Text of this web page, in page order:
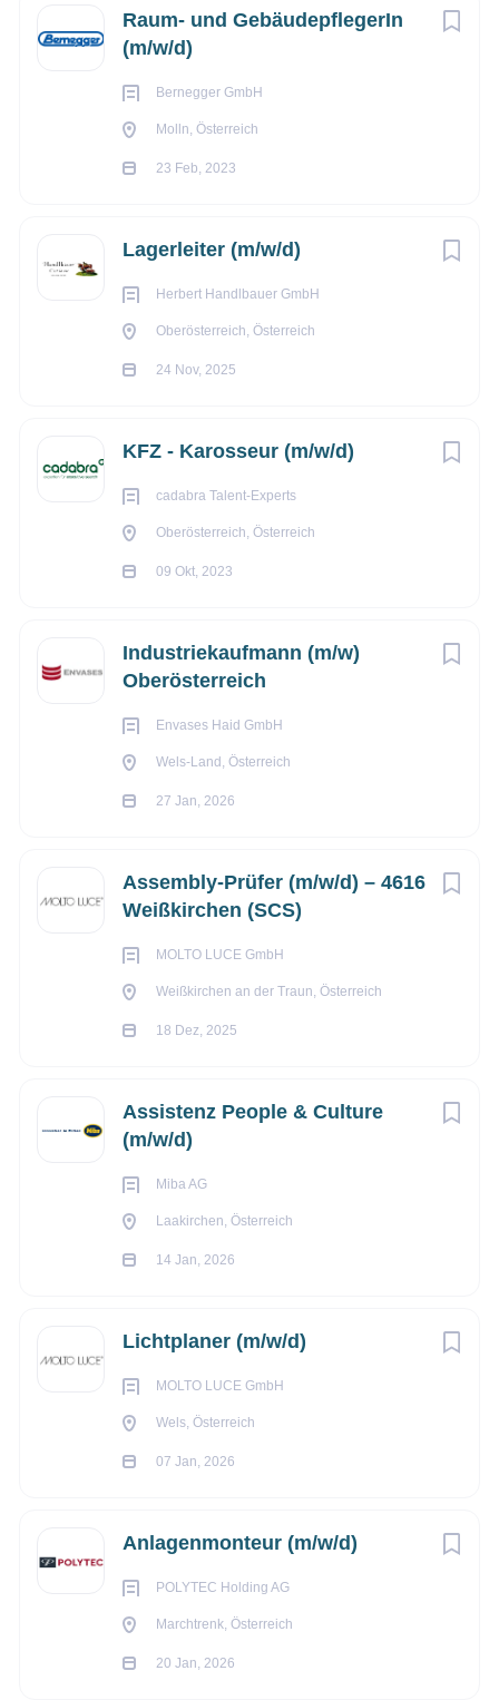
Raum- und GebäudepflegerIn
(m/w/d)
Bernegger GmbH
Molln, Österreich
23 Feb, 2023
Lagerleiter (m/w/d)
Herbert Handlbauer GmbH
Oberösterreich, Österreich
24 Nov, 2025
KFZ - Karosseur (m/w/d)
cadabra Talent-Experts
Oberösterreich, Österreich
09 Okt, 2023
Industriekaufmann (m/w)
Oberösterreich
Envases Haid GmbH
Wels-Land, Österreich
27 Jan, 2026
Assembly-Prüfer (m/w/d) – 4616
Weißkirchen (SCS)
MOLTO LUCE GmbH
Weißkirchen an der Traun, Österreich
18 Dez, 2025
Assistenz People & Culture
(m/w/d)
Miba AG
Laakirchen, Österreich
14 Jan, 2026
Lichtplaner (m/w/d)
MOLTO LUCE GmbH
Wels, Österreich
07 Jan, 2026
Anlagenmonteur (m/w/d)
POLYTEC Holding AG
Marchtrenk, Österreich
20 Jan, 2026
und Umwelttechnik schätzen das vielfältige Leistungsangebot,
Umweltschutzstandards besticht. Das Unternehmen
Maschinen- und Fuhrpark von über 1500 Baumaschinen und
office@bernegger.at
Gradau